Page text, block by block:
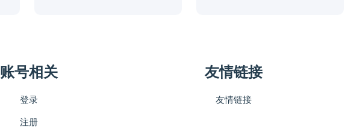
账号相关
登录
注册
友情链接
友情链接